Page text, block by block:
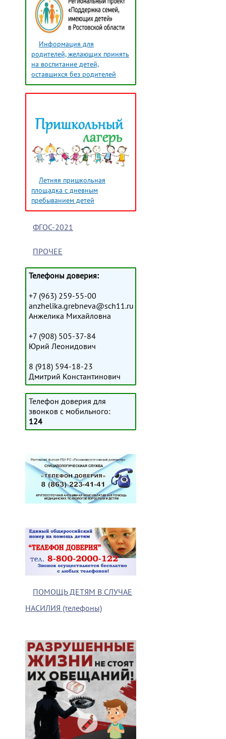
Информация для
родителей, желающих принять
на воспитание детей,
оставшихся без родителей
Летняя пришкольная
площадка с дневным
пребыванием детей
ФГОС-2021
ПРОЧЕЕ
Телефоны доверия:
+7 (963) 259-55-00
anzhelika.grebneva@sch11.ru
Анжелика Михайловна
+7 (908) 505-37-84
Юрий Леонидович
8 (918) 594-18-23
Дмитрий Константинович
Телефон доверия для
звонков с мобильного:
124
ПОМОЩЬ ДЕТЯМ В СЛУЧАЕ
НАСИЛИЯ (телефоны)